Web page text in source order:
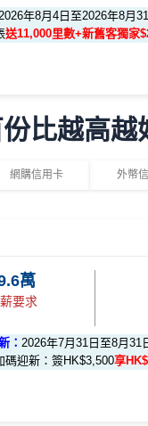
里數(HK$2.75=1里)
（做咗會員先申請到渣
數！
賺多 HK$200獎賞
盲盒：
碼「HKRMRM11000」
里數❗️
賺多HK$200獎賞+
，詳情睇返 渣打Asia
內加入指定的國泰會
（做咗會員先申請到
年8月4日至2026年8月
送11,000里數+新舊客獨家
碼「HKRMRM11000」
生推廣碼：
賺多HK$200獎賞
比越高越
網購信用卡 外幣
萬
要求
： 2026年7月31日至8月
碼迎新：簽HK$3,500享